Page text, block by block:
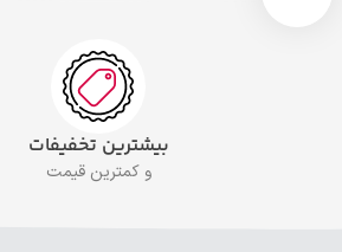
بیشترین تخفیفات
و کمترین قیمت